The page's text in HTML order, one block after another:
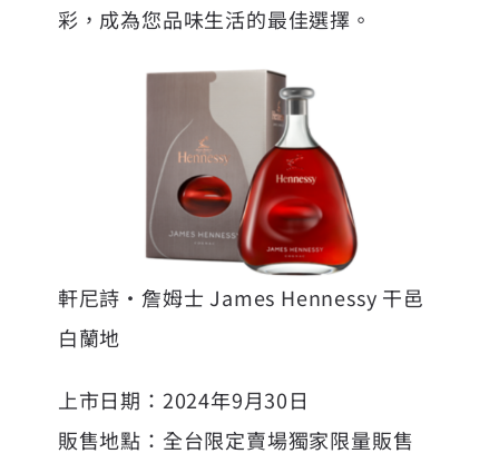
彩，成為您品味生活的最佳選擇。
軒尼詩・詹姆士 James Hennessy 干邑
白蘭地
上市日期：2024年9月30日
販售地點：全台限定賣場獨家限量販售